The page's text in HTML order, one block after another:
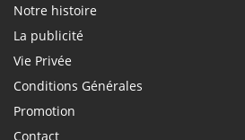
Notre histoire
La publicité
Vie Privée
Conditions Générales
Promotion
Contact